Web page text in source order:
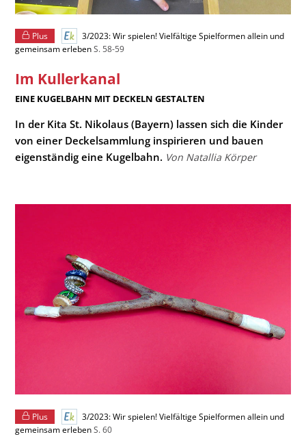
Plus
3/2023: Wir spielen! Vielfältige Spielformen allein und
gemeinsam erlebenS. 58-59
Im Kullerkanal
:
EINE KUGELBAHN MIT DECKELN GESTALTEN
In der Kita St. Nikolaus (Bayern) lassen sich die Kinder
von einer Deckelsammlung inspirieren und bauen
eigenständig eine Kugelbahn. Von Natallia Körper
Plus
3/2023: Wir spielen! Vielfältige Spielformen allein und
gemeinsam erlebenS. 60